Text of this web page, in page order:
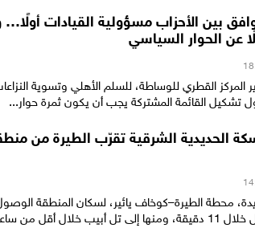
بين الأحزاب مسؤولية القيادات أولًا…
عن الحوار السياسي
المركز القطري للوساطة، للسلم الأهلي وتسوية
تشكيل القائمة المشتركة يجب أن يكون ثمرة حوار...
الحديدية الشرقية تقرّب الطيرة من
محطة الطيرة–كوخاف يائير، لسكان المنطقة
أقل من ساعة.